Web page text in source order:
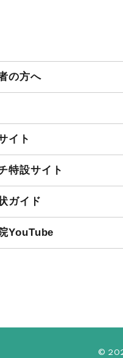
の方へ
イト
特設サイト
ガイド
YouTube
©